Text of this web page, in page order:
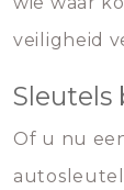
veiligheid
Sleutels
Of u nu